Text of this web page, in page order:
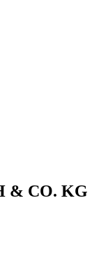
& CO. KG